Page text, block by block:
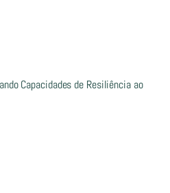
Capacidades de Resiliência ao